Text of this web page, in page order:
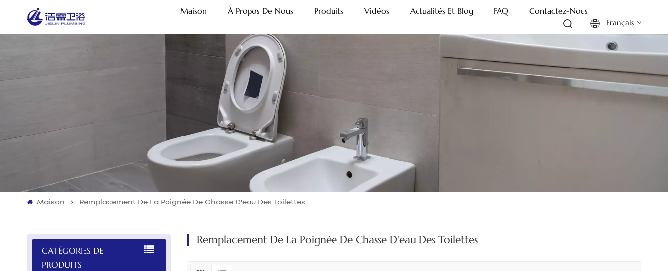
Maison À Propos De Nous Produits Vidéos Actualités Et Blog FAQ Contactez-Nous
Français
Français
Maison Remplacement De La Poignée De Chasse D'eau Des Toilettes
CATÉGORIES DE
PRODUITS
Remplacement De La Poignée De Chasse D'eau Des Toilettes